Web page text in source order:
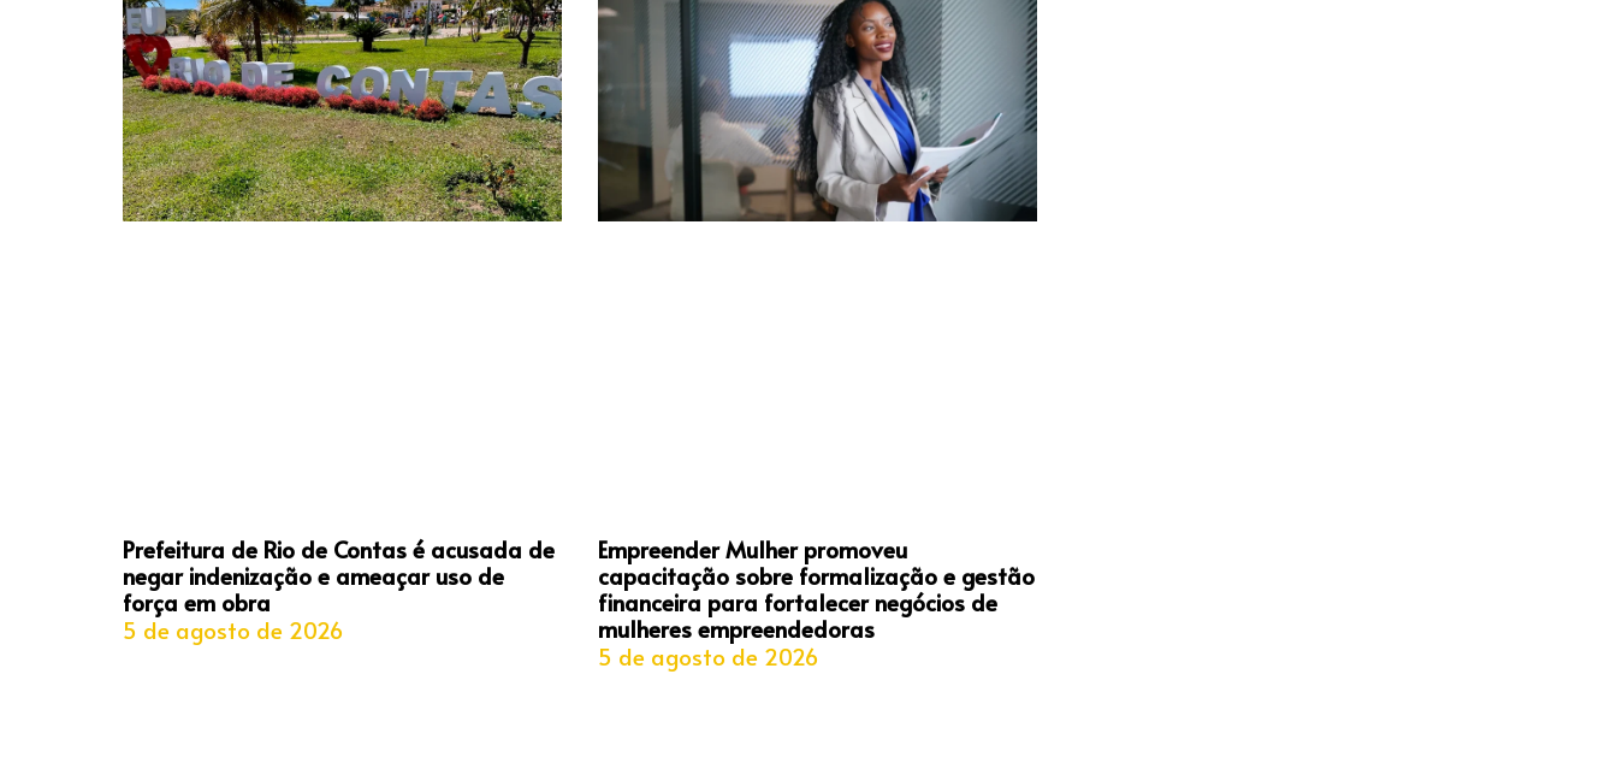
Prefeitura de Rio de Contas é acusada de
negar indenização e ameaçar uso de
força em obra
5 de agosto de 2026
Empreender Mulher promoveu
capacitação sobre formalização e gestão
financeira para fortalecer negócios de
mulheres empreendedoras
5 de agosto de 2026